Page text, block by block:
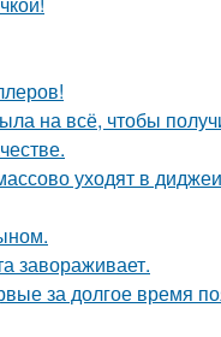
на всё, чтобы
уходят в
завораживает.
за долгое время